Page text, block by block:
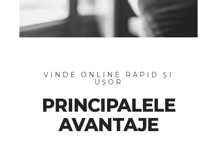
VINDE ONLINE RAPID ȘI
UȘOR
PRINCIPALELE
AVANTAJE